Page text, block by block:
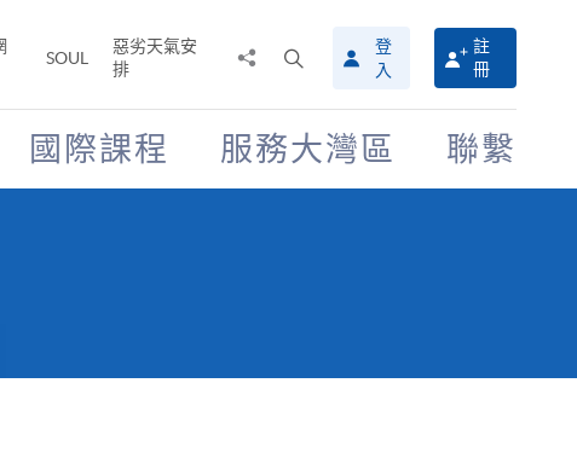
SOUL
惡劣天氣安
排
搜
尋
介
面
登
入
註
冊
國際課程 服務大灣區 聯繫